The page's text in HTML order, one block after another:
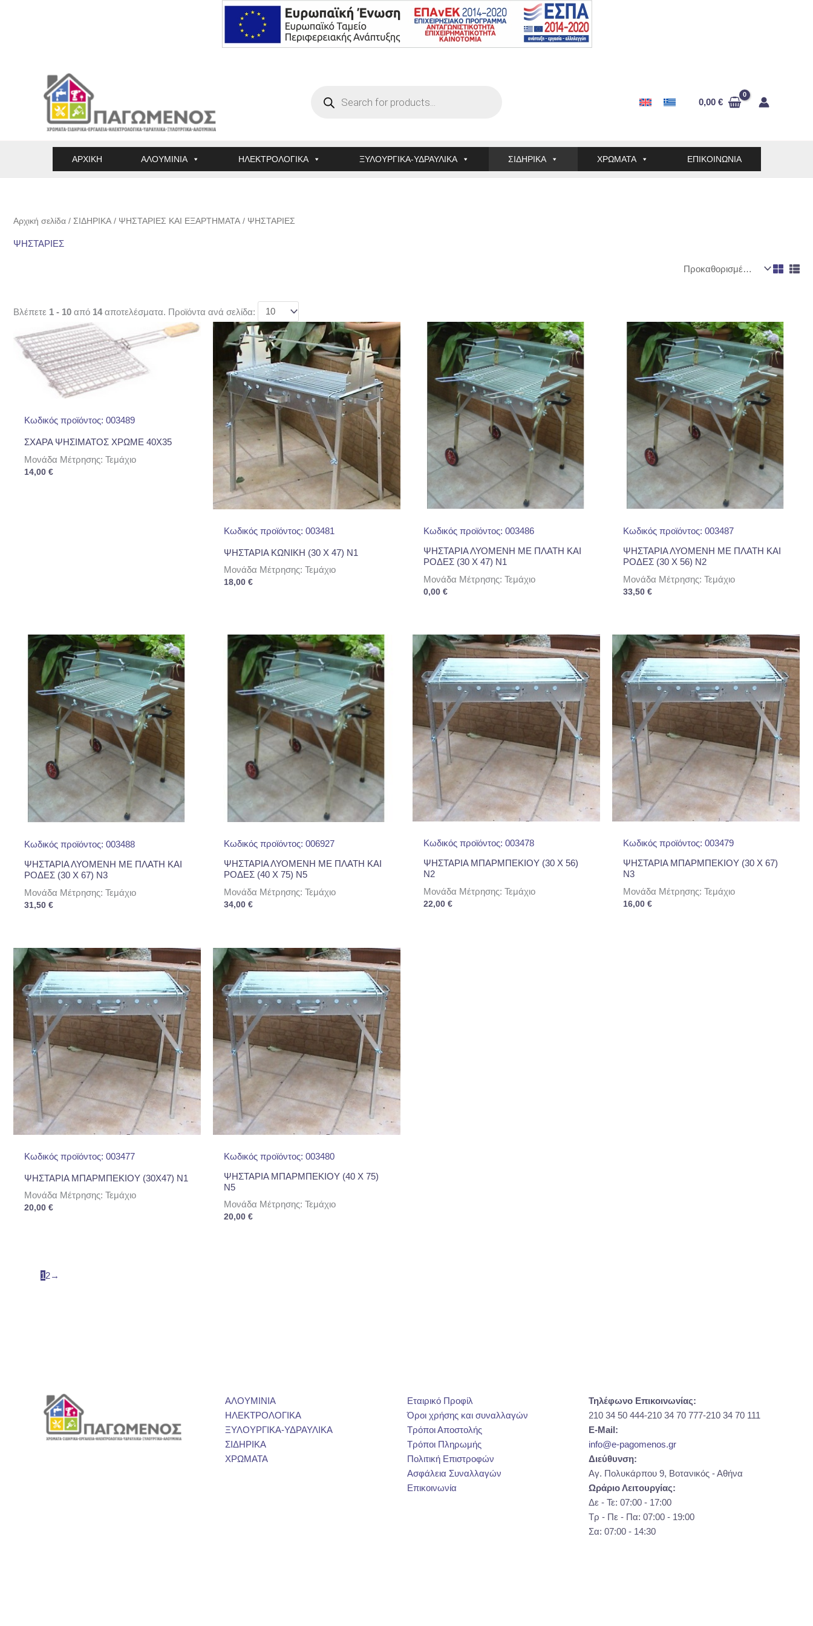
0,00 €
ΑΡΧΙΚΗ ΑΛΟΥΜΙΝΙΑ ΗΛΕΚΤΡΟΛΟΓΙΚΑ ΞΥΛΟΥΡΓΙΚΑ-ΥΔΡΑΥΛΙΚΑ ΣΙΔΗΡΙΚΑ ΧΡΩΜΑΤΑ ΕΠΙΚΟΙΝΩΝΙΑ
Αρχική σελίδα / ΣΙΔΗΡΙΚΑ / ΨΗΣΤΑΡΙΕΣ ΚΑΙ ΕΞΑΡΤΗΜΑΤΑ / ΨΗΣΤΑΡΙΕΣ
ΨΗΣΤΑΡΙΕΣ
Βλέπετε 1 - 10 από 14αποτελέσματα. Προϊόντα ανά σελίδα:
Κωδικός προϊόντος: 003489
ΣΧΑΡΑ ΨΗΣΙΜΑΤΟΣ ΧΡΩΜΕ 40Χ35
Μονάδα Μέτρησης: Τεμάχιο
14,00 €
Κωδικός προϊόντος: 003481
ΨΗΣΤΑΡΙΑ ΚΩΝΙΚΗ (30 Χ 47) Ν1
Μονάδα Μέτρησης: Τεμάχιο
18,00 €
Κωδικός προϊόντος: 003486
ΨΗΣΤΑΡΙΑ ΛΥΟΜΕΝΗ ΜΕ ΠΛΑΤΗ ΚΑΙ
ΡΟΔΕΣ (30 Χ 47) Ν1
Μονάδα Μέτρησης: Τεμάχιο
0,00 €
Κωδικός προϊόντος: 003487
ΨΗΣΤΑΡΙΑ ΛΥΟΜΕΝΗ ΜΕ ΠΛΑΤΗ ΚΑΙ
ΡΟΔΕΣ (30 Χ 56) Ν2
Μονάδα Μέτρησης: Τεμάχιο
33,50 €
Κωδικός προϊόντος: 003488
ΨΗΣΤΑΡΙΑ ΛΥΟΜΕΝΗ ΜΕ ΠΛΑΤΗ ΚΑΙ
ΡΟΔΕΣ (30 Χ 67) Ν3
Μονάδα Μέτρησης: Τεμάχιο
31,50 €
Κωδικός προϊόντος: 006927
ΨΗΣΤΑΡΙΑ ΛΥΟΜΕΝΗ ΜΕ ΠΛΑΤΗ ΚΑΙ
ΡΟΔΕΣ (40 Χ 75) Ν5
Μονάδα Μέτρησης: Τεμάχιο
34,00 €
Κωδικός προϊόντος: 003478
ΨΗΣΤΑΡΙΑ ΜΠΑΡΜΠΕΚΙΟΥ (30 Χ 56)
Ν2
Μονάδα Μέτρησης: Τεμάχιο
22,00 €
Κωδικός προϊόντος: 003479
ΨΗΣΤΑΡΙΑ ΜΠΑΡΜΠΕΚΙΟΥ (30 Χ 67)
Ν3
Μονάδα Μέτρησης: Τεμάχιο
16,00 €
Κωδικός προϊόντος: 003477
ΨΗΣΤΑΡΙΑ ΜΠΑΡΜΠΕΚΙΟΥ (30Χ47) Ν1
Μονάδα Μέτρησης: Τεμάχιο
20,00 €
Κωδικός προϊόντος: 003480
ΨΗΣΤΑΡΙΑ ΜΠΑΡΜΠΕΚΙΟΥ (40 Χ 75)
Ν5
Μονάδα Μέτρησης: Τεμάχιο
20,00 €
12→
ΑΛΟΥΜΙΝΙΑ
ΗΛΕΚΤΡΟΛΟΓΙΚΑ
ΞΥΛΟΥΡΓΙΚΑ-ΥΔΡΑΥΛΙΚΑ
ΣΙΔΗΡΙΚΑ
ΧΡΩΜΑΤΑ
Εταιρικό Προφίλ
Όροι χρήσης και συναλλαγών
Τρόποι Αποστολής
Τρόποι Πληρωμής
Πολιτική Επιστροφών
Ασφάλεια Συναλλαγών
Επικοινωνία
Τηλέφωνο Επικοινωνίας:
210 34 50 444-210 34 70 777-210 34 70 111
E-Mail:
info@e-pagomenos.gr
Διεύθυνση:
Αγ. Πολυκάρπου 9, Βοτανικός - Αθήνα
Ωράριο Λειτουργίας:
Δε - Τε: 07:00 - 17:00
Τρ - Πε - Πα: 07:00 - 19:00
Σα: 07:00 - 14:30